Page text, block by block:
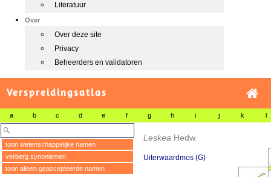
Literatuur
Over
Over deze site
Privacy
Beheerders en validatoren
Verspreidingsatlas
a b c d e f g h i j k l
toon wetenschappelijke namen
verberg synoniemen
toon alleen geaccepteerde namen
Leskea Hedw.
Uiterwaardmos (G)